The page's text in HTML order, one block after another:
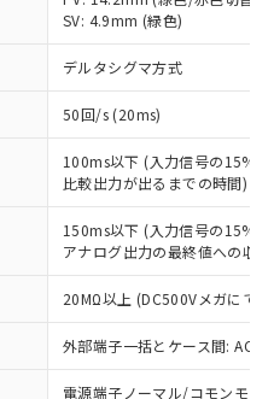
SV: 4.9mm (緑色)
デルタシグマ方式
50回/s (20ms)
100ms以下 (入力信号の15%
比較出力が出るまでの時間)
150ms以下 (入力信号の15%
アナログ出力の最終値への収
20MΩ以上 (DC500Vメガにて)
外部端子一括とケース間:
電源端子ノーマル/コモンモ
ただき、同意のうえ
社制御機器事業取扱
況および標準価格
ていただくもので
取扱商品の中には、
外となる商品もある
さい。
準価格照会結果は、
日時点での社内デー
れるものであり、閲
実際の在庫および標
場合があることをご
で、対応品を出す予
指令（10物質）の
査中または確認中の
料など無形物で、有
商品です。
、非含有部品として
明した場合などや
あります。
1000ppm以下、 カド
以下、ポリ臭化ビフェニル
臭化ジフェニルエーテル類
ル酸ビス(2-エチルヘキシ
含有率が中国RoHSの
示します。
含有率が中国RoHSの
社販売部門へお問
(GB/T26572)：
) : 1000ppm、 Cd(カドミウ
、 PBBs(ポリ臭化ビフェ
ポリ臭化ジフェニルエーテ
社製品のうち、外国
易法に定める商品
等」という）を輸出
供する場合は、日本
(または役務取引許
どの必要な手続きを
在庫あり